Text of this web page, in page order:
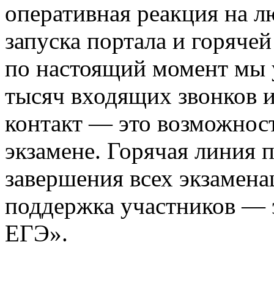
оперативная реакция на
запуска портала и
по настоящий момент мы
тысяч входящих
контакт — это
экзамене. Горячая линия
завершения всех
поддержка участников —
ЕГЭ».